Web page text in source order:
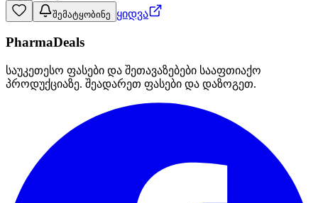
შემატყობინე ყიდვა
PharmaDeals
საუკეთესო ფასები და შეთავაზებები სააფთიაქო
პროდუქციაზე. შეადარეთ ფასები და დაზოგეთ.